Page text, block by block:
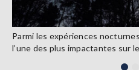
Parmi les expériences
l’une des plus impactantes sur